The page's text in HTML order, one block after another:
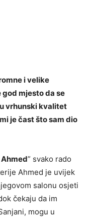
i velike
mjesto da se
vrhunski kvalitet
je čast što sam dio
” svako rado
Ahmed je uvijek
salonu osjeti
čekaju da im
mogu u